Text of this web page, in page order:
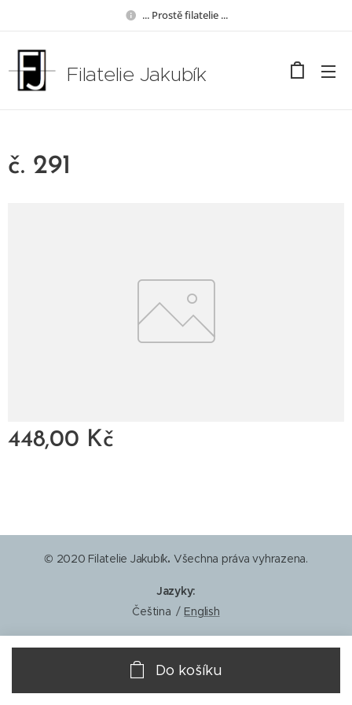
... Prostě filatelie ...
Filatelie Jakubík
č. 291
448,00 Kč
Do košíku
© 2020 Filatelie Jakubík. Všechna práva vyhrazena.
Jazyky
Čeština
English